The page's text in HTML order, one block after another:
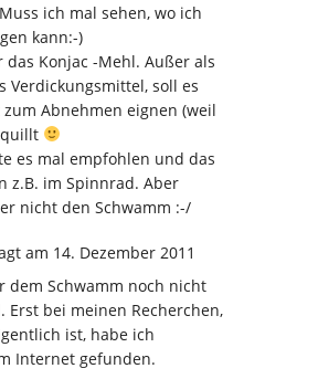
Muss ich mal sehen, wo ich
kann:-)
das Konjac -Mehl. Außer als
Verdickungsmittel, soll es
Abnehmen eignen (weil
es mal empfohlen und das
z.B. im Spinnrad. Aber
nicht den Schwamm :-/
am 14. Dezember 2011
dem Schwamm noch nicht
Erst bei meinen Recherchen,
ist, habe ich
Internet gefunden.